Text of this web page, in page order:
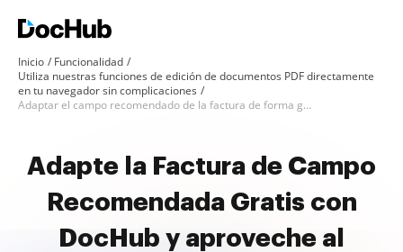
Inicio
Funcionalidad
Utiliza nuestras funciones de edición de documentos PDF directamente
en tu navegador sin complicaciones
Adaptar el campo recomendado de la factura de forma gratuita
Adapte la Factura de Campo
Recomendada Gratis con
DocHub y aproveche al